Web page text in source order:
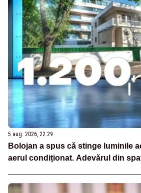
5 aug. 2026, 22:29
Bolojan a spus că stinge luminile
aerul condiționat. Adevărul din